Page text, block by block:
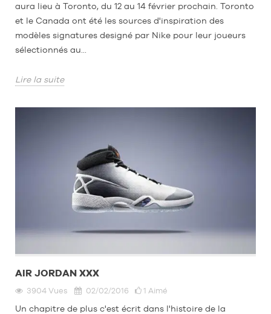
aura lieu à Toronto, du 12 au 14 février prochain. Toronto
et le Canada ont été les sources d'inspiration des
modèles signatures designé par Nike pour leur joueurs
sélectionnés au...
Lire la suite
AIR JORDAN XXX
3904 Vues 02/02/2016 1 Aimé
Un chapitre de plus c'est écrit dans l'histoire de la